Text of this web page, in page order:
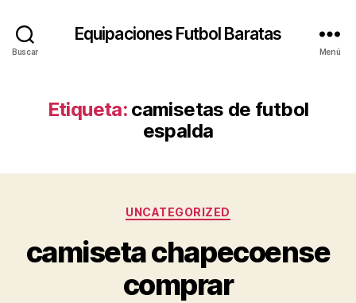
Buscar
Equipaciones Futbol Baratas
Menú
Etiqueta: camisetas de futbol
espalda
Categorías
UNCATEGORIZED
camiseta chapecoense
comprar